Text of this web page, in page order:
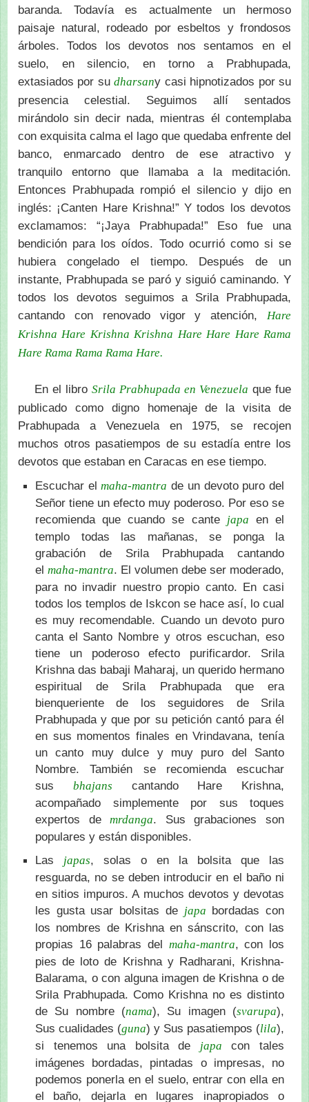
baranda. Todavía es actualmente un hermoso
paisaje natural, rodeado por esbeltos y frondosos
árboles. Todos los devotos nos sentamos en el
suelo, en silencio, en torno a Prabhupada,
extasiados por sudharsany casi hipnotizados por su
presencia celestial. Seguimos allí sentados
mirándolo sin decir nada, mientras él contemplaba
con exquisita calma el lago que quedaba enfrente del
banco, enmarcado dentro de ese atractivo y
tranquilo entorno que llamaba a la meditación.
Entonces Prabhupada rompió el silencio y dijo en
inglés: ¡Canten Hare Krishna!” Y todos los devotos
exclamamos: “¡Jaya Prabhupada!” Eso fue una
bendición para los oídos. Todo ocurrió como si se
hubiera congelado el tiempo. Después de un
instante, Prabhupada se paró y siguió caminando. Y
todos los devotos seguimos a Srila Prabhupada,
cantando con renovado vigor y atención, Hare
Krishna Hare Krishna Krishna Hare Hare Hare Rama
Hare Rama Rama Rama Hare.
En el libro Srila Prabhupada en Venezuela que fue
publicado como digno homenaje de la visita de
Prabhupada a Venezuela en 1975, se recojen
muchos otros pasatiempos de su estadía entre los
devotos que estaban en Caracas en ese tiempo.
Escuchar elmaha-mantra de un devoto puro del
Señor tiene un efecto muy poderoso. Por eso se
recomienda que cuando se cante japa en el
templo todas las mañanas, se ponga la
grabación de Srila Prabhupada cantando
el maha-mantra. El volumen debe ser moderado,
para no invadir nuestro propio canto. En casi
todos los templos de Iskcon se hace así, lo cual
es muy recomendable. Cuando un devoto puro
canta el Santo Nombre y otros escuchan, eso
tiene un poderoso efecto purificardor. Srila
Krishna das babaji Maharaj, un querido hermano
espiritual de Srila Prabhupada que era
bienqueriente de los seguidores de Srila
Prabhupada y que por su petición cantó para él
en sus momentos finales en Vrindavana, tenía
un canto muy dulce y muy puro del Santo
Nombre. También se recomienda escuchar
sus bhajans cantando Hare Krishna,
acompañado simplemente por sus toques
expertos demrdanga. Sus grabaciones son
populares y están disponibles.
Las japas, solas o en la bolsita que las
resguarda, no se deben introducir en el baño ni
en sitios impuros. A muchos devotos y devotas
les gusta usar bolsitas de japa bordadas con
los nombres de Krishna en sánscrito, con las
propias 16 palabras del maha-mantra, con los
pies de loto de Krishna y Radharani, Krishna-
Balarama, o con alguna imagen de Krishna o de
Srila Prabhupada. Como Krishna no es distinto
de Su nombre (nama), Su imagen (svarupa),
Sus cualidades (guna) y Sus pasatiempos (lila),
si tenemos una bolsita de japa con tales
imágenes bordadas, pintadas o impresas, no
podemos ponerla en el suelo, entrar con ella en
el baño, dejarla en lugares inapropiados o